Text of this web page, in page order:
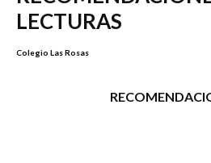
LECTURAS
Colegio Las Rosas